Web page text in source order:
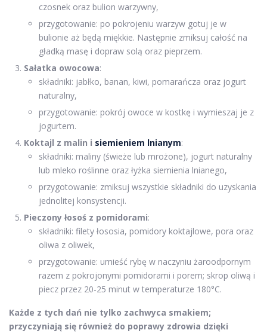
czosnek oraz bulion warzywny,
przygotowanie: po pokrojeniu warzyw gotuj je w
bulionie aż będą miękkie. Następnie zmiksuj całość na
gładką masę i dopraw solą oraz pieprzem.
Sałatka owocowa:
składniki: jabłko, banan, kiwi, pomarańcza oraz jogurt
naturalny,
przygotowanie: pokrój owoce w kostkę i wymieszaj je z
jogurtem.
Koktajl z malin i siemieniem lnianym:
składniki: maliny (świeże lub mrożone), jogurt naturalny
lub mleko roślinne oraz łyżka siemienia lnianego,
przygotowanie: zmiksuj wszystkie składniki do uzyskania
jednolitej konsystencji.
Pieczony łosoś z pomidorami:
składniki: filety łososia, pomidory koktajlowe, pora oraz
oliwa z oliwek,
przygotowanie: umieść rybę w naczyniu żaroodpornym
razem z pokrojonymi pomidorami i porem; skrop oliwą i
piecz przez 20-25 minut w temperaturze 180°C.
Każde z tych dań nie tylko zachwyca smakiem;
przyczyniają się również do poprawy zdrowia dzięki